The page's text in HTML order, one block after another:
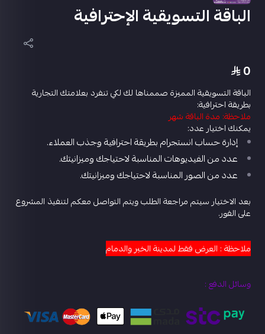
الباقة التسويقية الإحترافية
0
الباقة التسويقية المميزة صممناها لك لكي تنفرد بعلامتك التجارية
بطريقة احترافية:
ملاحظة: مدة الباقة شهر
يمكنك اختيار عدد:
إدارة حساب انستجرام بطريقة احترافية وجذب العملاء.
عدد من الفيديوهات المناسبة لاحتياجك وميزانيتك.
عدد من الصور المناسبة لاحتياجك وميزانيتك.
بعد الاختيار سيتم مراجعة الطلب ويتم التواصل معكم لتنفيذ المشروع
على الفور.
ملاحظة : العرض فقط لمدينة الخبر والدمام
وسائل الدفع :